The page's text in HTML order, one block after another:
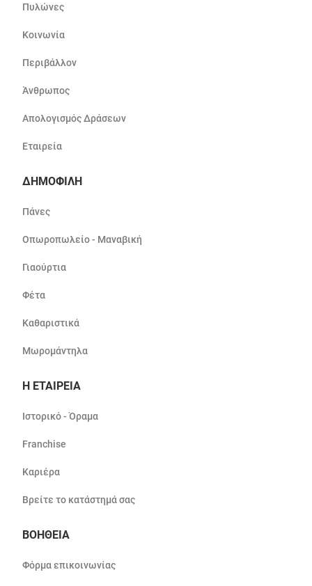
Πυλώνες
Κοινωνία
Περιβάλλον
Άνθρωπος
Απολογισμός Δράσεων
Εταιρεία
ΔΗΜΟΦΙΛΗ
Πάνες
Οπωροπωλείο - Μαναβική
Γιαούρτια
Φέτα
Καθαριστικά
Μωρομάντηλα
Η ΕΤΑΙΡΕΙΑ
Ιστορικό - Όραμα
Franchise
Καριέρα
Βρείτε το κατάστημά σας
ΒΟΗΘΕΙΑ
Φόρμα επικοινωνίας